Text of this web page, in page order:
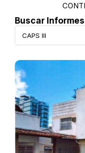
Buscar Informes